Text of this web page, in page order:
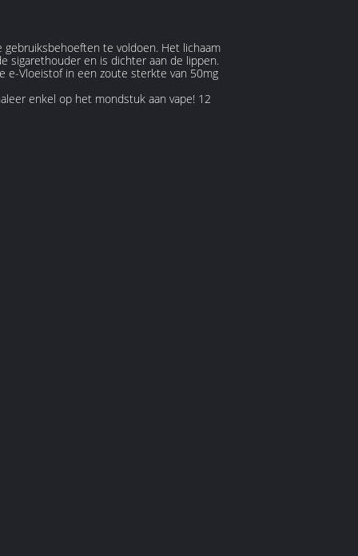
te voldoen. Het lichaam
sigarethouder en is dichter aan de lippen.
e-Vloeistof in een zoute sterkte van 50mg
enkel op het mondstuk aan vape! 12